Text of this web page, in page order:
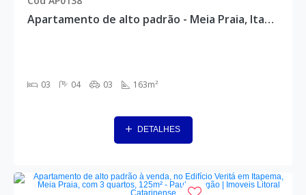
Apartamento de alto padrão - Meia Praia, Itapema - AP0138
03 04 03 163m²
DETALHES